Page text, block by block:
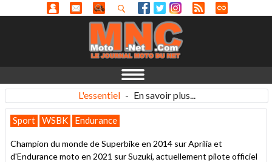
L'essentiel - En savoir plus...
Sport WSBK Endurance
Champion du monde de Superbike en 2014 sur Aprilia et
d'Endurance moto en 2021 sur Suzuki, actuellement pilote officiel